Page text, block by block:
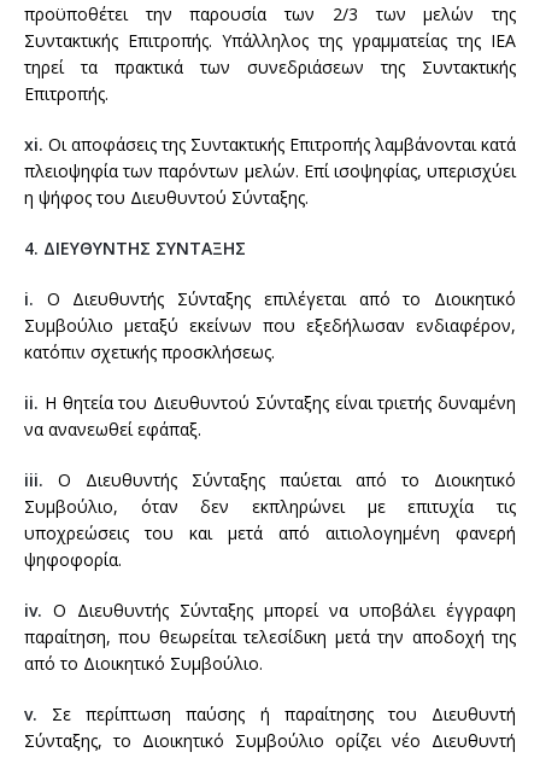
προϋποθέτει την παρουσία των 2/3 των μελών της
Συντακτικής Επιτροπής. Υπάλληλος της γραμματείας της ΙΕΑ
τηρεί τα πρακτικά των συνεδριάσεων της Συντακτικής
Επιτροπής.
xi. Οι αποφάσεις της Συντακτικής Επιτροπής λαμβάνονται κατά
πλειοψηφία των παρόντων μελών. Επί ισοψηφίας, υπερισχύει
η ψήφος του Διευθυντού Σύνταξης.
4. ΔΙΕΥΘΥΝΤΗΣ ΣΥΝΤΑΞΗΣ
i. Ο Διευθυντής Σύνταξης επιλέγεται από το Διοικητικό
Συμβούλιο μεταξύ εκείνων που εξεδήλωσαν ενδιαφέρον,
κατόπιν σχετικής προσκλήσεως.
ii. Η θητεία του Διευθυντού Σύνταξης είναι τριετής δυναμένη
να ανανεωθεί εφάπαξ.
iii. Ο Διευθυντής Σύνταξης παύεται από το Διοικητικό
Συμβούλιο, όταν δεν εκπληρώνει με επιτυχία τις
υποχρεώσεις του και μετά από αιτιολογημένη φανερή
ψηφοφορία.
iv. Ο Διευθυντής Σύνταξης μπορεί να υποβάλει έγγραφη
παραίτηση, που θεωρείται τελεσίδικη μετά την αποδοχή της
από το Διοικητικό Συμβούλιο.
v. Σε περίπτωση παύσης ή παραίτησης του Διευθυντή
Σύνταξης, το Διοικητικό Συμβούλιο ορίζει νέο Διευθυντή